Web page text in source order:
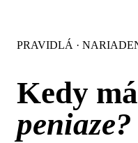
PRAVIDLÁ ·
Kedy
peniaze?